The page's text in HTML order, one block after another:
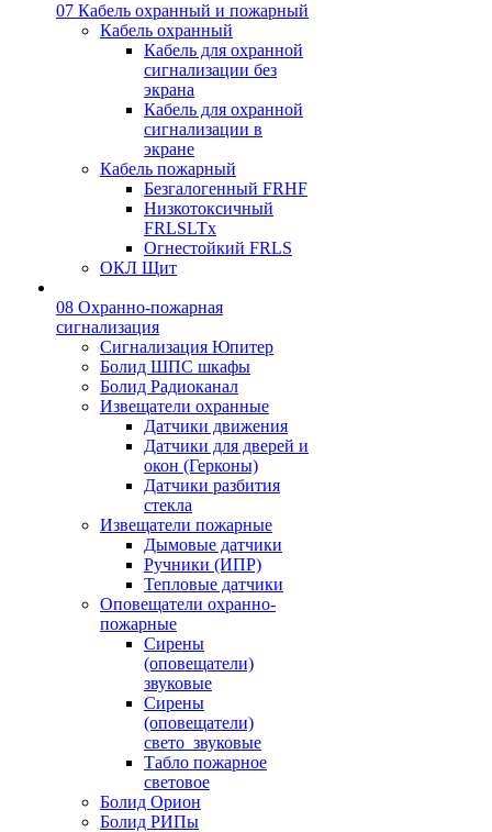
07 Кабель охранный и пожарный
Кабель охранный
Кабель для охранной
сигнализации без
экрана
Кабель для охранной
сигнализации в
экране
Кабель пожарный
Безгалогенный FRHF
Низкотоксичный
FRLSLTx
Огнестойкий FRLS
ОКЛ Щит
08 Охранно-пожарная
сигнализация
Сигнализация Юпитер
Болид ШПС шкафы
Болид Радиоканал
Извещатели охранные
Датчики движения
Датчики для дверей и
окон (Герконы)
Датчики разбития
стекла
Извещатели пожарные
Дымовые датчики
Ручники (ИПР)
Тепловые датчики
Оповещатели охранно-
пожарные
Сирены
(оповещатели)
звуковые
Сирены
(оповещатели)
свето_звуковые
Табло пожарное
световое
Болид Орион
Болид РИПы